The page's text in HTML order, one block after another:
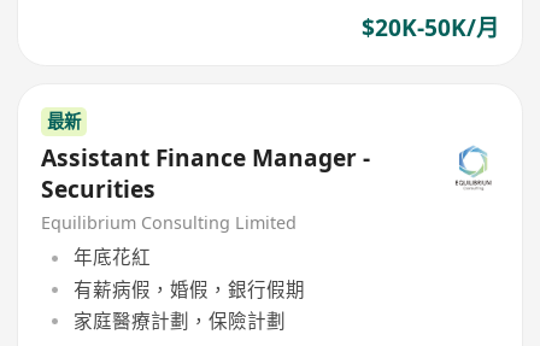
$20K-50K/月
最新
Assistant Finance Manager -
Securities
Equilibrium Consulting Limited
年底花紅
有薪病假，婚假，銀行假期
家庭醫療計劃，保險計劃